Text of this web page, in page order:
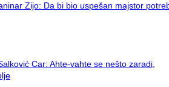
Zijo: Da bi bio uspešan majstor
Car: Ahte-vahte se nešto zaradi,